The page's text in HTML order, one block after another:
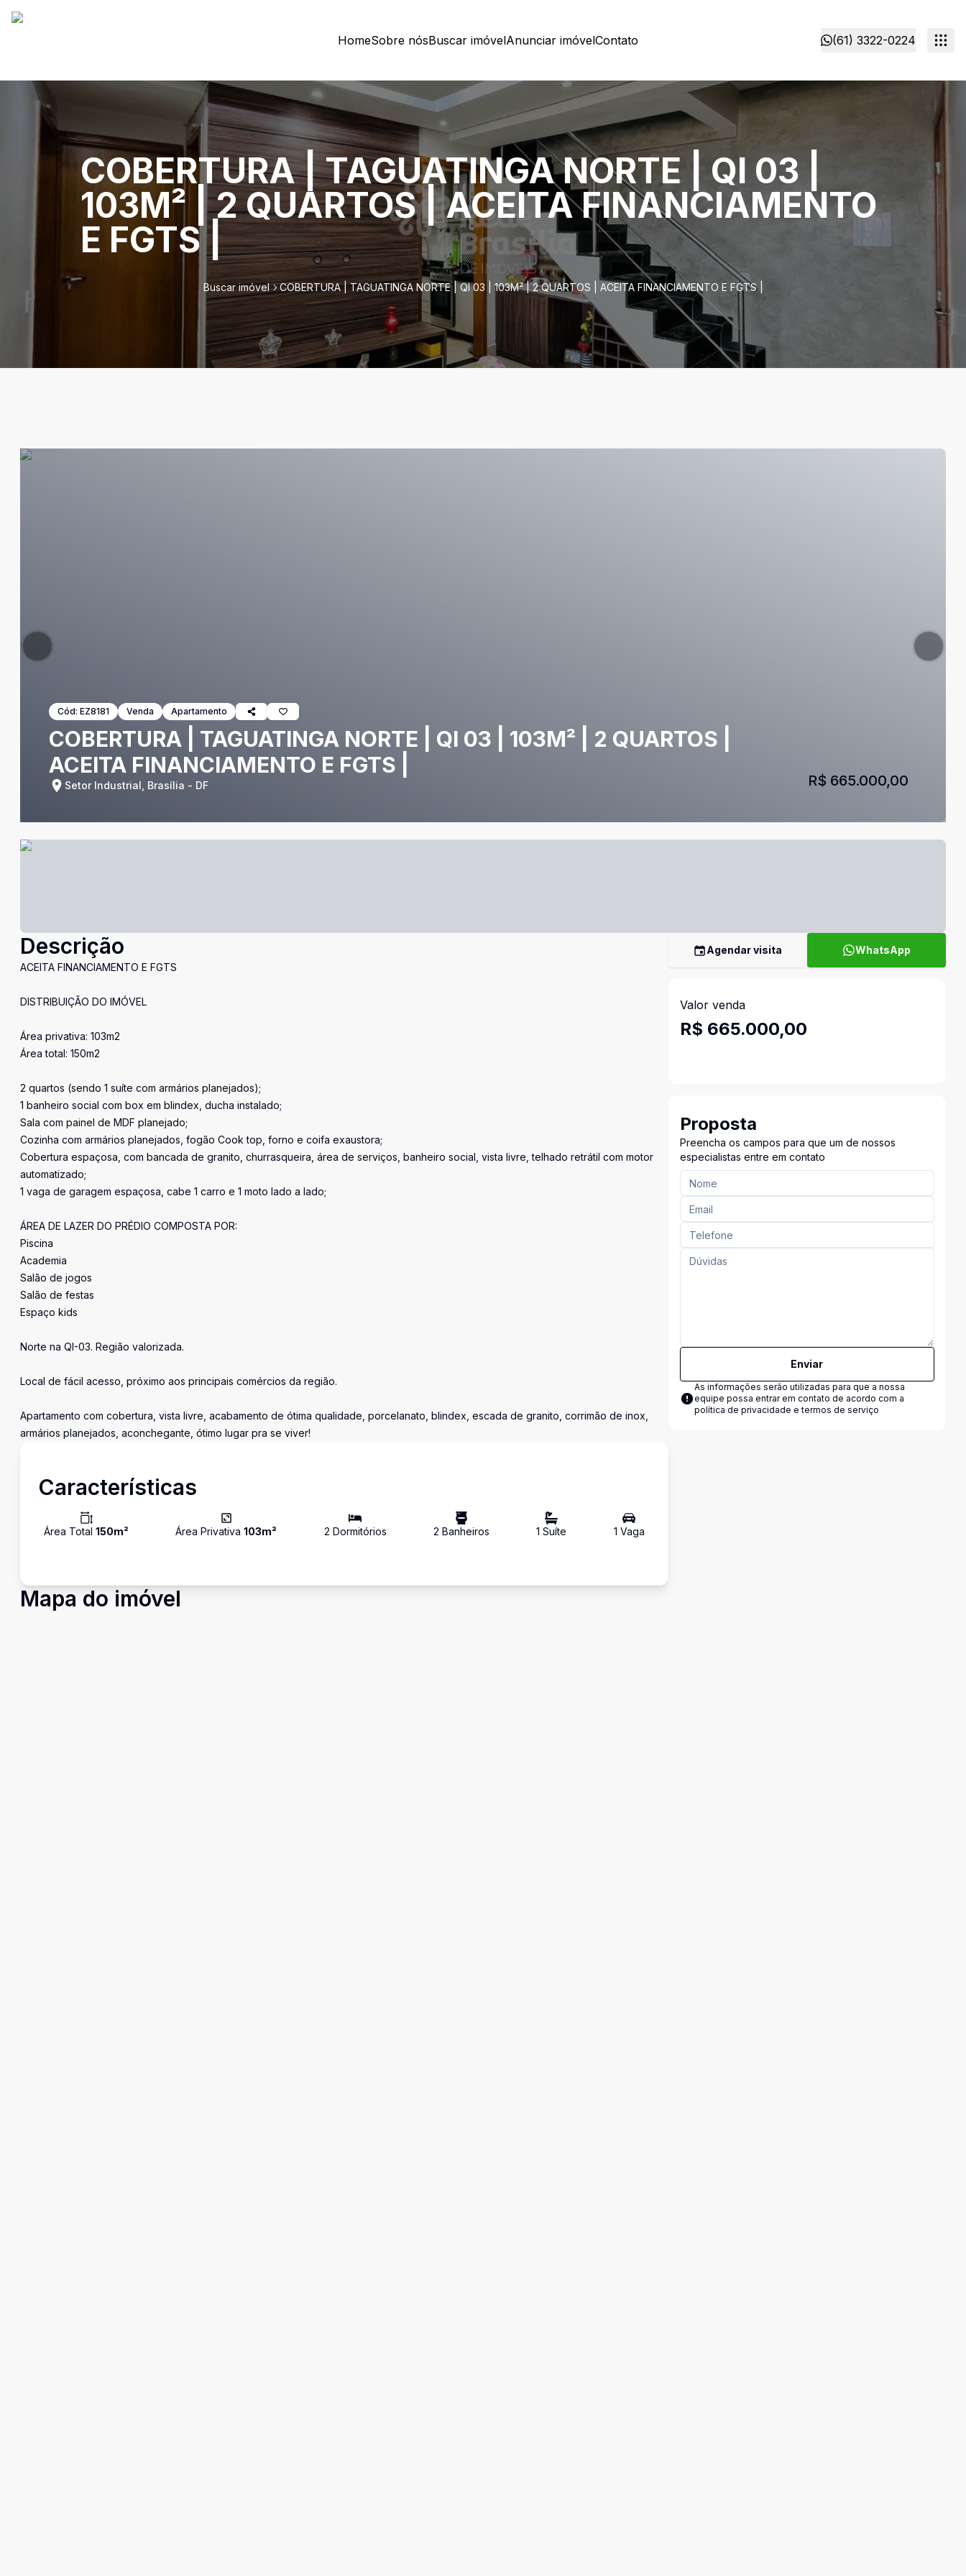
HomeSobre nósBuscar imóvelAnunciar imóvelContato (61) 3322-0224
COBERTURA | TAGUATINGA NORTE | QI 03 |
103M² | 2 QUARTOS | ACEITA FINANCIAMENTO
E FGTS |
Buscar imóvel COBERTURA | TAGUATINGA NORTE | QI 03 | 103M² | 2 QUARTOS | ACEITA FINANCIAMENTO E FGTS |
Cód: EZ8181 Venda Apartamento
COBERTURA | TAGUATINGA NORTE | QI 03 | 103M² | 2 QUARTOS |
ACEITA FINANCIAMENTO E FGTS |
Setor Industrial, Brasília - DF R$ 665.000,00
Descrição
ACEITA FINANCIAMENTO E FGTS
DISTRIBUIÇÃO DO IMÓVEL
Área privativa: 103m2
Área total: 150m2
2 quartos (sendo 1 suíte com armários planejados);
1 banheiro social com box em blindex, ducha instalado;
Sala com painel de MDF planejado;
Cozinha com armários planejados, fogão Cook top, forno e coifa exaustora;
Cobertura espaçosa, com bancada de granito, churrasqueira, área de serviços, banheiro social, vista livre, telhado retrátil com motor
automatizado;
1 vaga de garagem espaçosa, cabe 1 carro e 1 moto lado a lado;
ÁREA DE LAZER DO PRÉDIO COMPOSTA POR:
Piscina
Academia
Salão de jogos
Salão de festas
Espaço kids
Norte na QI-03. Região valorizada.
Local de fácil acesso, próximo aos principais comércios da região.
Apartamento com cobertura, vista livre, acabamento de ótima qualidade, porcelanato, blindex, escada de granito, corrimão de inox,
armários planejados, aconchegante, ótimo lugar pra se viver!
Características
Área Total 150m² Área Privativa103m² 2 Dormitórios 2 Banheiros 1 Suíte 1 Vaga
Mapa do imóvel
Agendar visita WhatsApp
Valor venda
R$ 665.000,00
Proposta
Preencha os campos para que um de nossos
especialistas entre em contato
Enviar
As informações serão utilizadas para que a nossa
equipe possa entrar em contato de acordo com a
política de privacidade e termos de serviço